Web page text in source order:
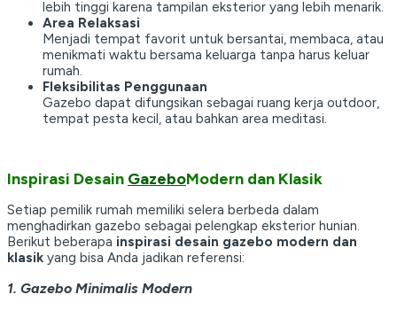
lebih tinggi karena tampilan eksterior yang lebih menarik.
Area Relaksasi
Menjadi tempat favorit untuk bersantai, membaca, atau
menikmati waktu bersama keluarga tanpa harus keluar
rumah.
Fleksibilitas Penggunaan
Gazebo dapat difungsikan sebagai ruang kerja outdoor,
tempat pesta kecil, atau bahkan area meditasi.
Inspirasi Desain GazeboModern dan Klasik
Setiap pemilik rumah memiliki selera berbeda dalam
menghadirkan gazebo sebagai pelengkap eksterior hunian.
Berikut beberapa inspirasi desain gazebo modern dan
klasik yang bisa Anda jadikan referensi:
1. Gazebo Minimalis Modern